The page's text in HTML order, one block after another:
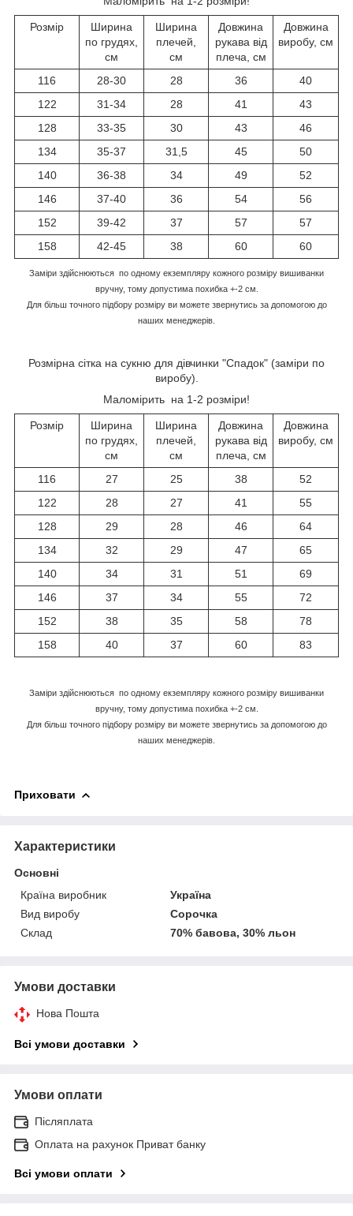
Розмір
Ширина
по грудях,
см
Ширина
плечей,
см
Довжина
рукава від
плеча, см
Довжина
виробу, см
116 28-30 28 36
40
122
31-34 28 41
43
128
33-35 30 43
46
134
35-37 31,5 45
50
140
36-38 34 49
52
146
37-40 36 54
56
152
39-42 37 57
57
158
42-45 38 60 60
Заміри здійснюються по одному екземпляру кожного розміру вишиванки
вручну, тому допустима похибка +-2 см.
Для більш точного підбору розміру ви можете звернутись за допомогою до
наших менеджерів.
Розмірна сітка на сукню для дівчинки "Спадок" (заміри по
виробу).
Маломірить на 1-2 розміри!
Розмір
Ширина
по грудях,
см
Ширина
плечей,
см
Довжина
рукава від
плеча, см
Довжина
виробу, см
116 27 25 38
52
122
28 27 41
55
128
29 28 46
64
134
32 29 47
65
140
34 31 51
69
146
37 34 55
72
152
38 35 58
78
158
40 37 60 83
Заміри здійснюються по одному екземпляру кожного розміру вишиванки
вручну, тому допустима похибка +-2 см.
Для більш точного підбору розміру ви можете звернутись за допомогою до
наших менеджерів.
Приховати
Характеристики
Основні
Країна виробник
Україна
Вид виробу
Сорочка
Склад
70% бавова, 30% льон
Умови доставки
Нова Пошта
Всі умови доставки
Умови оплати
Післяплата
Оплата на рахунок Приват банку
Всі умови оплати